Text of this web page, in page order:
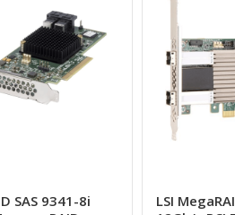
SAS 9341-8i
LSI